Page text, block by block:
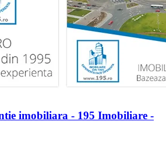
imobiliara - 195 Imobiliare -